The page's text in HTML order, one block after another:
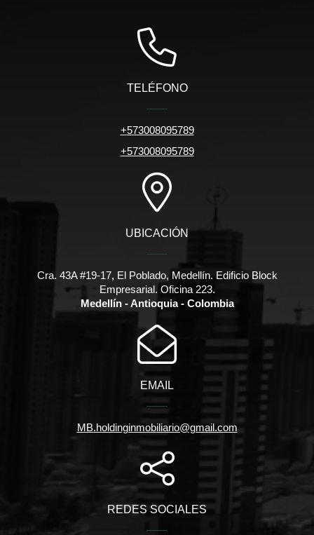
TELÉFONO
+573008095789
+573008095789
UBICACIÓN
Cra. 43A #19-17, El Poblado, Medellín. Edificio Block
Empresarial. Oficina 223.
Medellín - Antioquia - Colombia
EMAIL
MB.holdinginmobiliario@gmail.com
REDES SOCIALES